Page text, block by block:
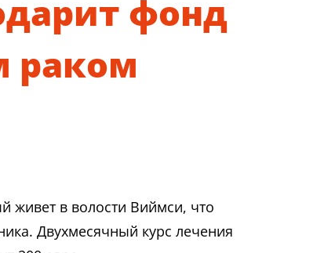
фонд
раком
живет в волости Виймси, что
Двухмесячный курс лечения